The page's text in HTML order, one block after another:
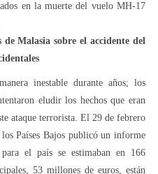
en la muerte del vuelo MH-17
Malasia sobre el accidente del
inestable durante años; los
eludir los hechos que eran
ataque terrorista. El 29 de febrero
Países Bajos publicó un informe
el país se estimaban en 166
53 millones de euros, están